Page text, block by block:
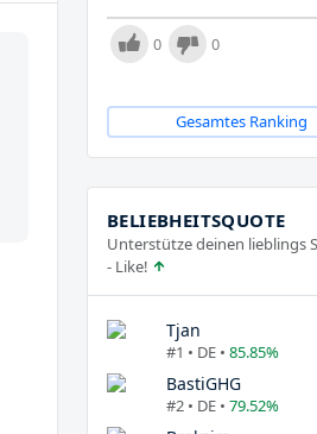
0 0
Gesamtes Ranking
BELIEBHEITSQUOTE
Unterstütze deinen lieblings
- Like!
Tjan
#1 • DE • 85.85%
BastiGHG
#2 • DE • 79.52%